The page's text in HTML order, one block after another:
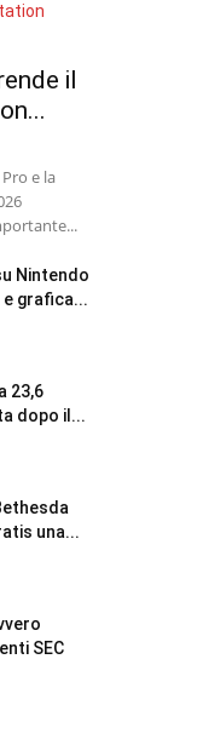
il
e la
Nintendo
e grafica...
23,6
dopo il...
una...
SEC